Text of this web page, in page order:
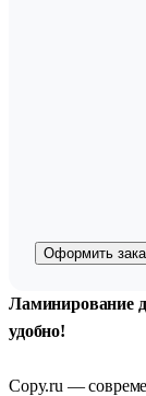
Оформить
Ламинирование
удобно!
Copy.ru —